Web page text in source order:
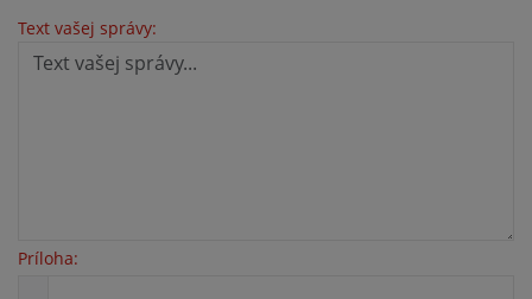
Text vašej správy:
Príloha: